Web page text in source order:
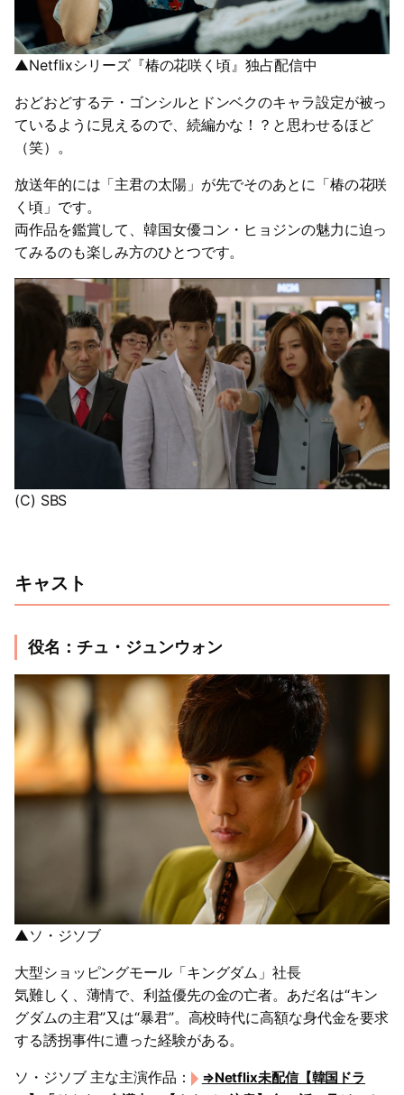
▲Netflixシリーズ『椿の花咲く頃』独占配信中
おどおどするテ・ゴンシルとドンベクのキャラ設定が被っ
ているように見えるので、続編かな！？と思わせるほど
（笑）。
放送年的には「主君の太陽」が先でそのあとに「椿の花咲
く頃」です。
両作品を鑑賞して、韓国女優コン・ヒョジンの魅力に迫っ
てみるのも楽しみ方のひとつです。
(C) SBS
キャスト
役名：チュ・ジュンウォン
▲ソ・ジソブ
大型ショッピングモール「キングダム」社長
気難しく、薄情で、利益優先の金の亡者。あだ名は“キン
グダムの主君”又は“暴君”。高校時代に高額な身代金を要求
する誘拐事件に遭った経験がある。
ソ・ジソブ 主な主演作品：
⇒Netflix未配信【韓国ドラ